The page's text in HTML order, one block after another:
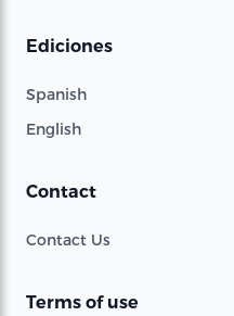
Ediciones
Spanish
English
Contact
Contact Us
Terms of use